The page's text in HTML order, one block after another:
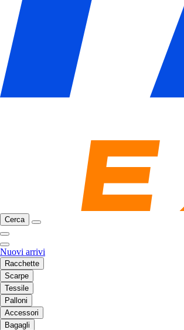
Cerca
Nuovi arrivi
Racchette
Scarpe
Tessile
Palloni
Accessori
Bagagli